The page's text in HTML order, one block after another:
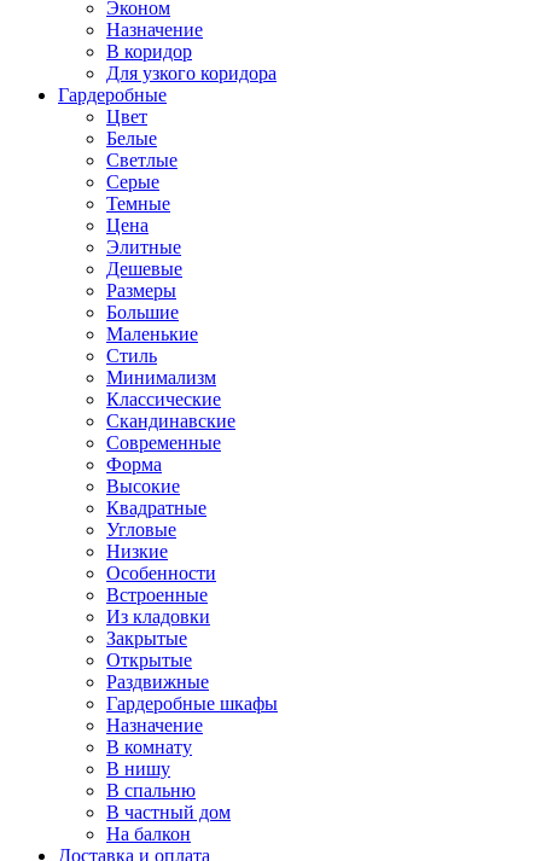
Эконом
Назначение
В коридор
Для узкого коридора
Гардеробные
Цвет
Белые
Светлые
Серые
Темные
Цена
Элитные
Дешевые
Размеры
Большие
Маленькие
Стиль
Минимализм
Классические
Скандинавские
Современные
Форма
Высокие
Квадратные
Угловые
Низкие
Особенности
Встроенные
Из кладовки
Закрытые
Открытые
Раздвижные
Гардеробные шкафы
Назначение
В комнату
В нишу
В спальню
В частный дом
На балкон
Доставка и оплата